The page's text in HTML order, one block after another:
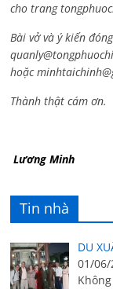
cho trang
Bài vở và ý kiến
hoặc
Thành thật cám ơn.
Lương Minh
Tin nhà
DU
01/06/